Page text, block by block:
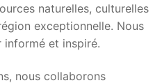
naturelles, culturelles
exceptionnelle. Nous
informé et inspiré.
nous collaborons